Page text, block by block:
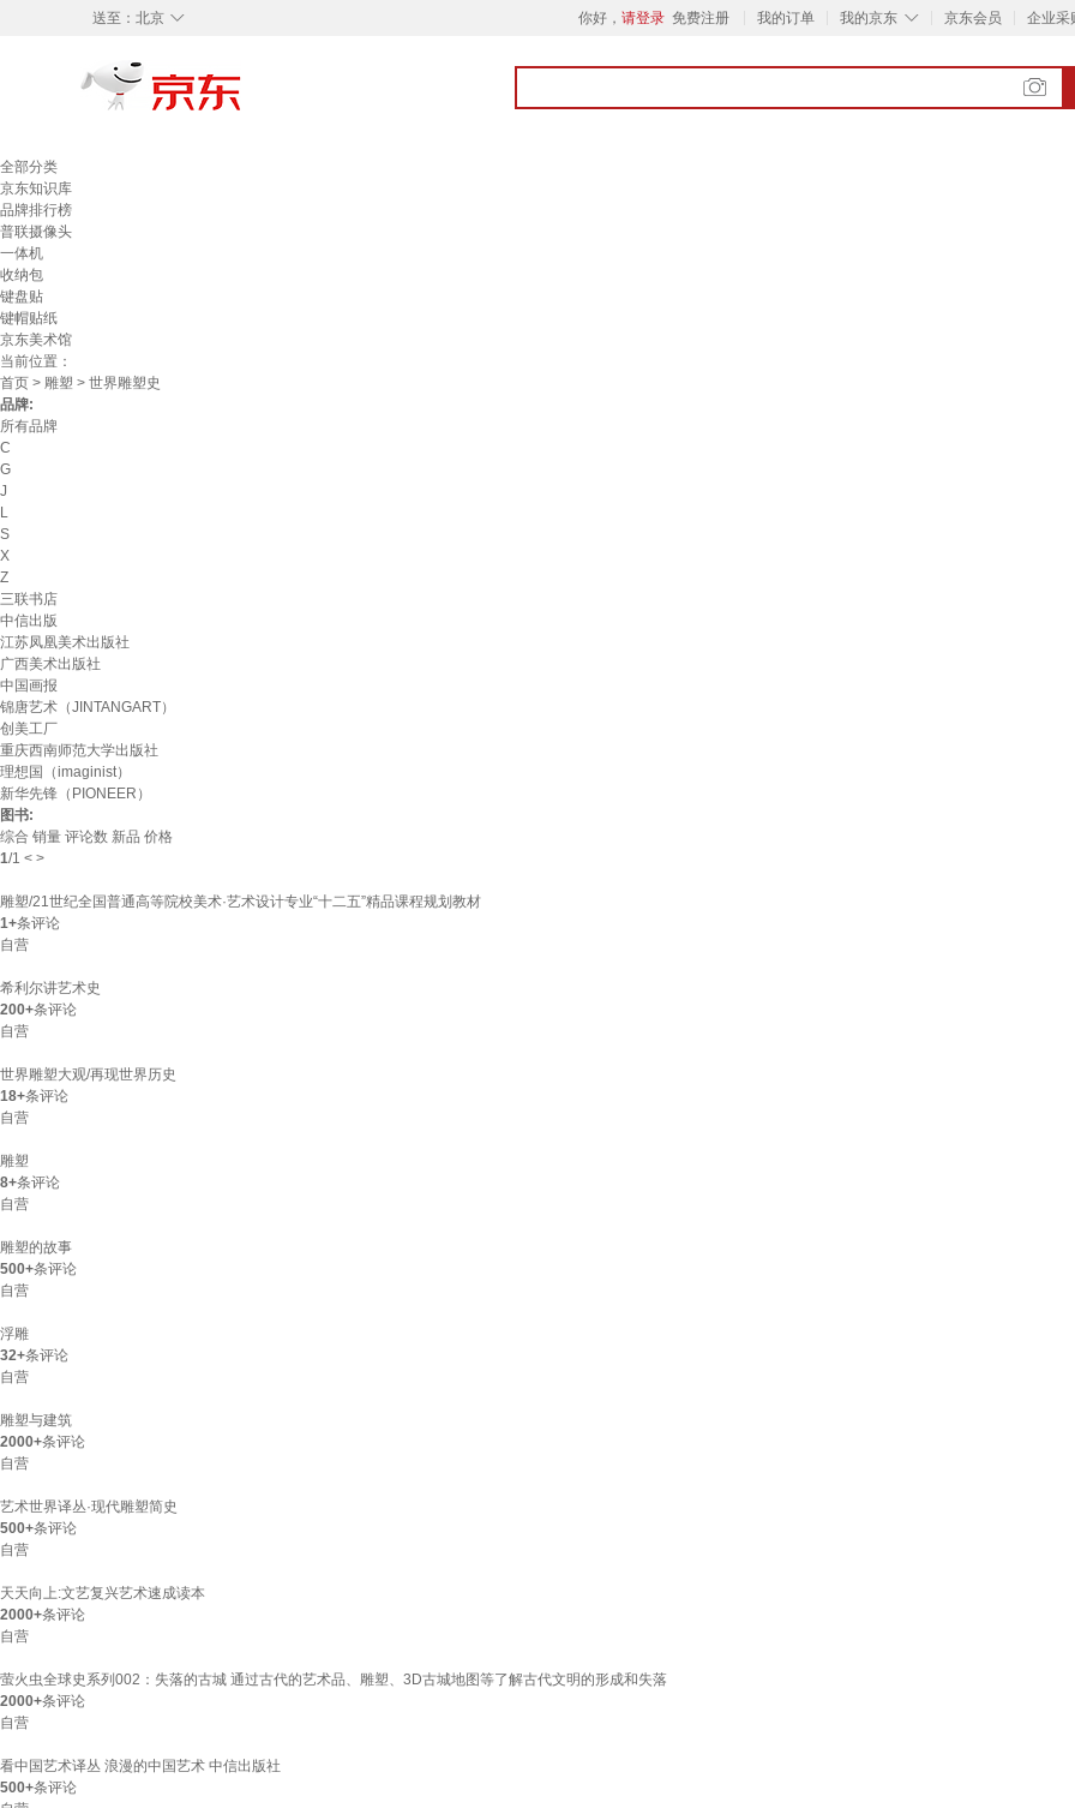
◇
送至： 北京 你好， 请登录 免费注册 我的订单 ◇
我的京东 京东会员 企业采
全部分类
京东知识库
品牌排行榜
普联摄像头
一体机
收纳包
键盘贴
键帽贴纸
京东美术馆
当前位置：
首页 > 雕塑 > 世界雕塑史
品牌:
所有品牌
C
G
J
L
S
X
Z
三联书店
中信出版
江苏凤凰美术出版社
广西美术出版社
中国画报
锦唐艺术（JINTANGART）
创美工厂
重庆西南师范大学出版社
理想国（imaginist）
新华先锋（PIONEER）
图书:
综合 销量 评论数 新品 价格
1/1 < >
雕塑/21世纪全国普通高等院校美术·艺术设计专业“十二五”精品课程规划教材
1+条评论
自营
希利尔讲艺术史
200+条评论
自营
世界雕塑大观/再现世界历史
18+条评论
自营
雕塑
8+条评论
自营
雕塑的故事
500+条评论
自营
浮雕
32+条评论
自营
雕塑与建筑
2000+条评论
自营
艺术世界译丛·现代雕塑简史
500+条评论
自营
天天向上:文艺复兴艺术速成读本
2000+条评论
自营
萤火虫全球史系列002：失落的古城 通过古代的艺术品、雕塑、3D古城地图等了解古代文明的形成和失落
2000+条评论
自营
看中国艺术译丛 浪漫的中国艺术 中信出版社
500+条评论